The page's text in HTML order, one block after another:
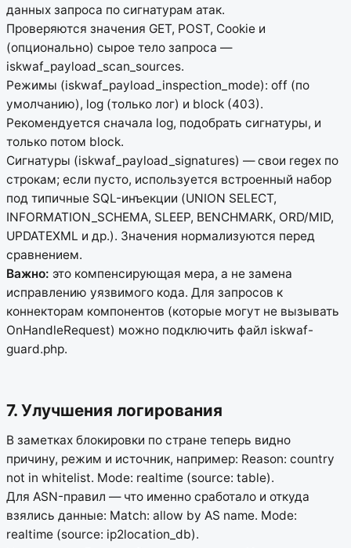
данных запроса по сигнатурам атак.
Проверяются значения GET, POST, Cookie и
(опционально) сырое тело запроса —
iskwaf_payload_scan_sources.
Режимы (iskwaf_payload_inspection_mode): off (по
умолчанию), log (только лог) и block (403).
Рекомендуется сначала log, подобрать сигнатуры, и
только потом block.
Сигнатуры (iskwaf_payload_signatures) — свои regex по
строкам; если пусто, используется встроенный набор
под типичные SQL-инъекции (UNION SELECT,
INFORMATION_SCHEMA, SLEEP, BENCHMARK, ORD/MID,
UPDATEXML и др.). Значения нормализуются перед
сравнением.
Важно: это компенсирующая мера, а не замена
исправлению уязвимого кода. Для запросов к
коннекторам компонентов (которые могут не вызывать
OnHandleRequest) можно подключить файл iskwaf-
guard.php.
7. Улучшения логирования
В заметках блокировки по стране теперь видно
причину, режим и источник, например: Reason: country
not in whitelist. Mode: realtime (source: table).
Для ASN-правил — что именно сработало и откуда
взялись данные: Match: allow by AS name. Mode:
realtime (source: ip2location_db).